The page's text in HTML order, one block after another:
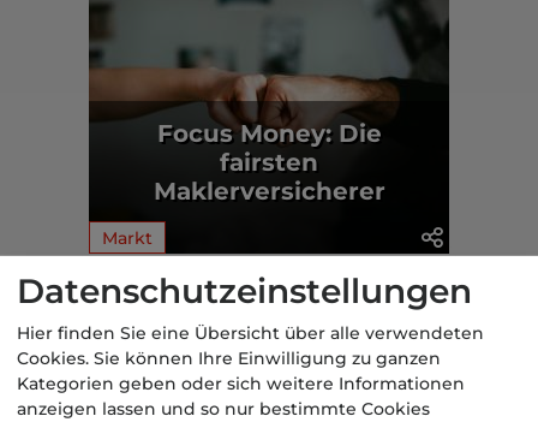
Focus Money: Die
fairsten
Maklerversicherer
Markt
Aus der dvb-Redaktion
Politik
Datenschutzeinstellungen
Hier finden Sie eine Übersicht über alle verwendeten
Cookies. Sie können Ihre Einwilligung zu ganzen
Kategorien geben oder sich weitere Informationen
anzeigen lassen und so nur bestimmte Cookies